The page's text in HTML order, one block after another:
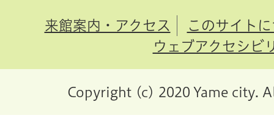
来館案内・アクセス
このサイト
ウェブアクセシビ
Copyright (c) 2020 Yame city.